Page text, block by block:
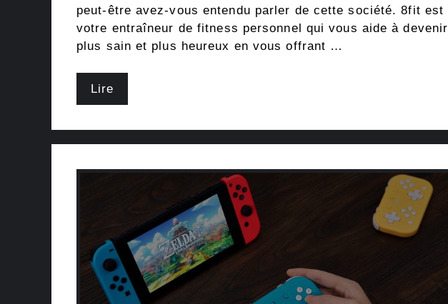
peut-être avez-vous entendu parler de cette société. 8fit est
votre entraîneur de fitness personnel qui vous aide à devenir
plus sain et plus heureux en vous offrant …
Lire